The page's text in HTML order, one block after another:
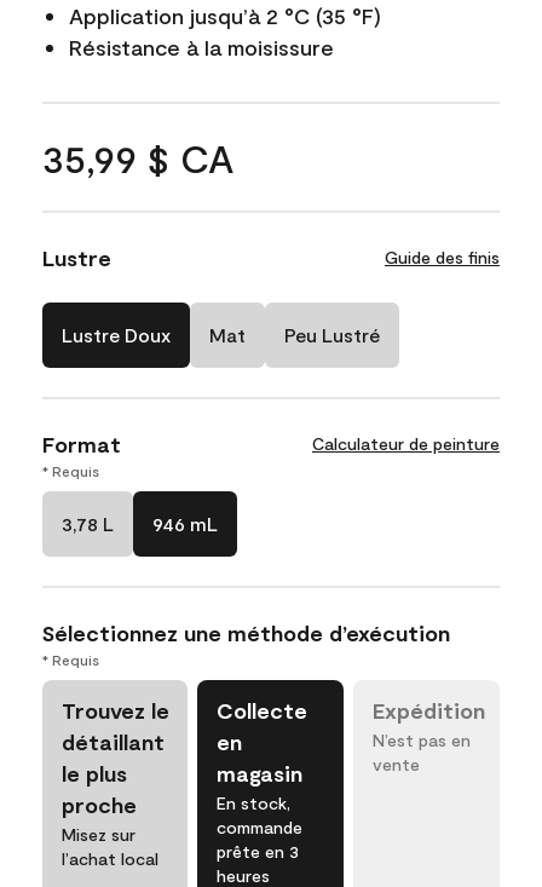
Application jusqu’à 2 °C (35 °F)
Résistance à la moisissure
35,99 $ CA
Lustre Guide des finis
Lustre Doux Mat Peu Lustré
Format Calculateur de peinture
* Requis
3,78 L 946 mL
Sélectionnez une méthode d’exécution
* Requis
Trouvez le
détaillant
le plus
proche
Misez sur
l’achat local
Collecte
en
magasin
En stock,
commande
prête en 3
heures
Expédition
N’est pas en
vente